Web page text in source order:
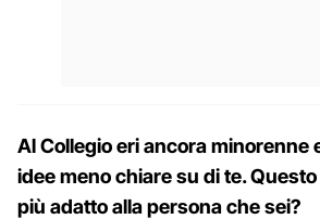
Al Collegio eri ancora minorenne
idee meno chiare su di te.
più adatto alla persona che sei?